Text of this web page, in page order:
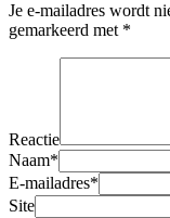
Je e-mailadres wordt
gemarkeerd met *
Reactie
Naam*
E-mailadres*
Site